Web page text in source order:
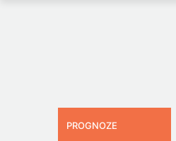
PROGNOZE